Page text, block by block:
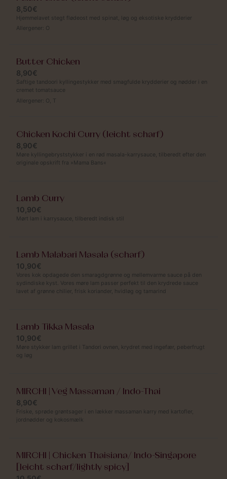
8,50€
Hjemmelavet stegt flødeost med spinat, løg og eksotiske krydderier
Allergener: O
Butter Chicken
8,90€
Saftige tandoori kyllingestykker med smagfulde krydderier og nødder i en
cremet tomatsauce
Allergener: O, T
Chicken Kochi Curry (leicht scharf)
8,90€
Møre kyllingebryststykker i en rød masala-karrysauce, tilberedt efter den
originale opskrift fra »Mama Bans«
Lamb Curry
10,90€
Mørt lam i karrysauce, tilberedt indisk stil
Lamb Malabari Masala (scharf)
10,90€
Vores kok opdagede den smaragdgrønne og mellemvarme sauce på den
sydindiske kyst. Vores møre lam passer perfekt til den krydrede sauce
lavet af grønne chilier, frisk koriander, hvidløg og tamarind
Lamb Tikka Masala
10,90€
Møre stykker lam grillet i Tandori ovnen, krydret med ingefær, peberfrugt
og løg
MIRCHI | Veg Massaman / Indo-Thai
8,90€
Friske, sprøde grøntsager i en lækker massaman karry med kartofler,
jordnødder og kokosmælk
MIRCHI | Chicken Thaisiana/ Indo-Singapore
[leicht scharf/lightly spicy]